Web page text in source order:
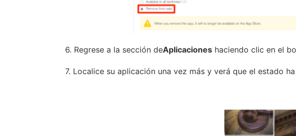
6. Regrese a la sección deAplicaciones haciendo clic en el
7. Localice su aplicación una vez más y verá que el estado